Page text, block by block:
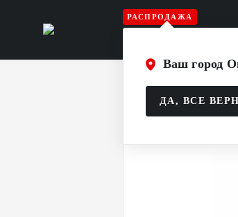
РАСПРОДАЖА
Ваш город
ДА, ВСЕ
Главная Каталог